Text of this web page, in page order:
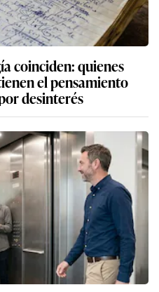
coinciden: quienes
el pensamiento
desinterés